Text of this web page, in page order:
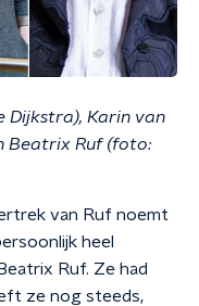
Dijkstra), Karin van
Beatrix Ruf (foto:
van Ruf noemt
heel
Ruf. Ze had
ze nog steeds,